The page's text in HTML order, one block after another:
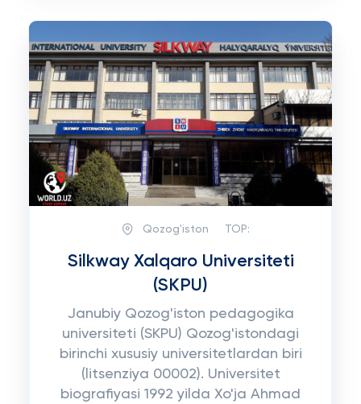
Qozog'iston TOP:
Silkway Xalqaro Universiteti
(SKPU)
Janubiy Qozog'iston pedagogika
universiteti (SKPU) Qozog'istondagi
birinchi xususiy universitetlardan biri
(litsenziya 00002). Universitet
biografiyasi 1992 yilda Xo'ja Ahmad